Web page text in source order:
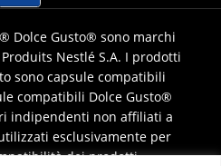
Dolce Gusto® sono marchi
Nestlé S.A. I prodotti
sono capsule compatibili
compatibili Dolce Gusto®
indipendenti non affiliati a
esclusivamente per
dei prodotti.